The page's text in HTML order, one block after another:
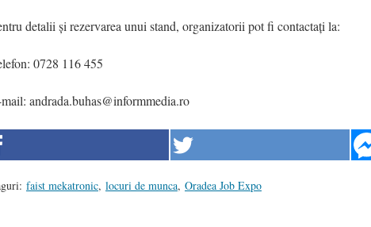
detalii și rezervarea unui stand, organizatorii pot fi contactați la:
0728 116 455
andrada.buhas@informmedia.ro
faist mekatronic, locuri de munca, Oradea Job Expo